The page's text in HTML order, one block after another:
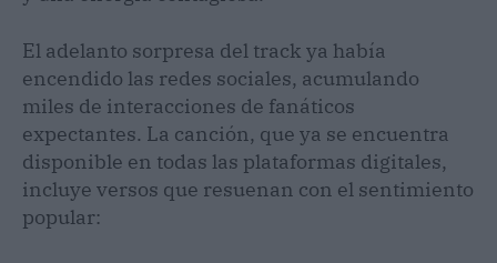
El adelanto sorpresa del track ya había
encendido las redes sociales, acumulando
miles de interacciones de fanáticos
expectantes. La canción, que ya se encuentra
disponible en todas las plataformas digitales,
incluye versos que resuenan con el sentimiento
popular: